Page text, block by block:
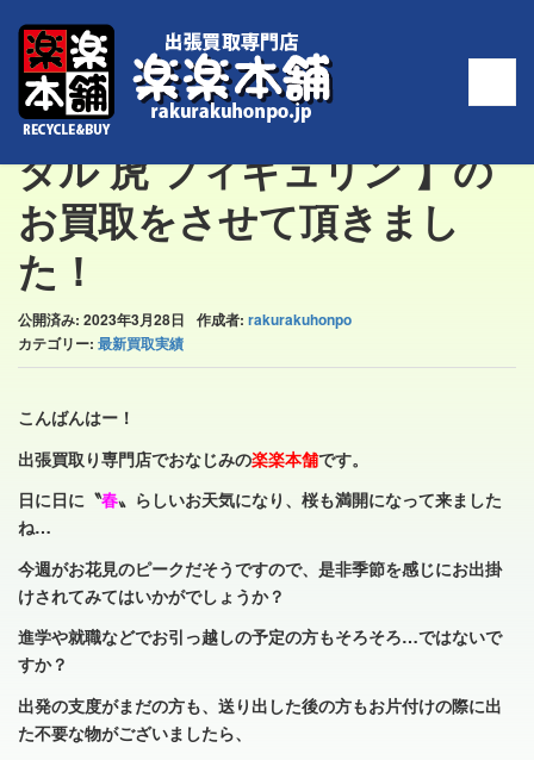
ホーム>最新買取実績>【Baccarat(バカラ) クリスタル 虎 フィギュリン 】
のお買取をさせて頂きました！
【Baccarat(バカラ) クリス
タル 虎 フィギュリン 】の
お買取をさせて頂きまし
た！
公開済み: 2023年3月28日 作成者: rakurakuhonpo
カテゴリー: 最新買取実績
こんばんはー！
出張買取り専門店でおなじみの楽楽本舗です。
日に日に〝春〟らしいお天気になり、桜も満開になって来ました
ね…
今週がお花見のピークだそうですので、是非季節を感じにお出掛
けされてみてはいかがでしょうか？
進学や就職などでお引っ越しの予定の方もそろそろ…ではないで
すか？
出発の支度がまだの方も、送り出した後の方もお片付けの際に出
た不要な物がございましたら、